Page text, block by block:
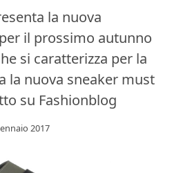
la nuova
il prossimo autunno
si caratterizza per la
la nuova sneaker must
su Fashionblog
2017